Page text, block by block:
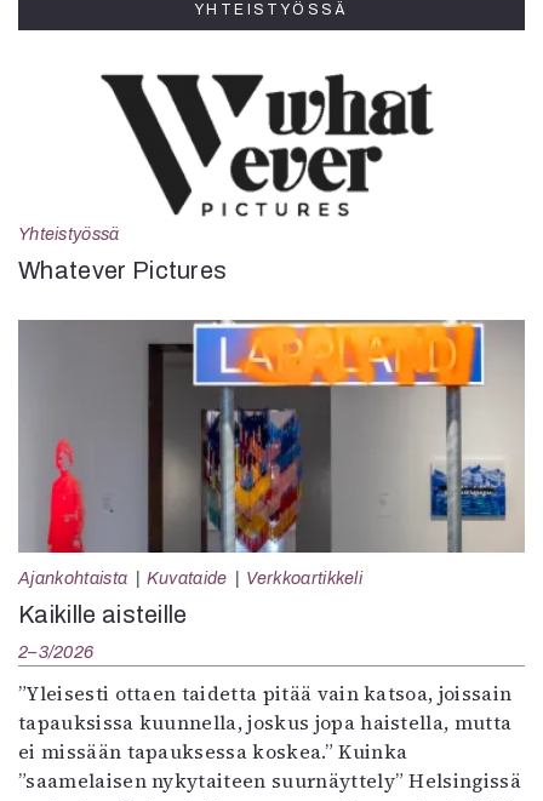
YHTEISTYÖSSÄ
Yhteistyössä
Whatever Pictures
Ajankohtaista Kuvataide Verkkoartikkeli
Kaikille aisteille
2–3/2026
”Yleisesti ottaen taidetta pitää vain katsoa, joissain
tapauksissa kuunnella, joskus jopa haistella, mutta
ei missään tapauksessa koskea.” Kuinka
”saamelaisen nykytaiteen suurnäyttely” Helsingissä